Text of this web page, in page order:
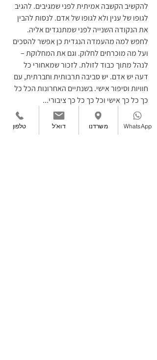
להקשיב הקשבה אמיתית לפני שמגיבים. להגיב
לגופו של ענין ולא לגופו של אדם. לנסות להבין
את הנקודה השנייה לפני שמתנגדים אליה.
לחפש למה מהעמדה הנגדית כן אפשר להסכים
ועל מה מוכרחים לחלוק. וגם את המחלוקת –
לנהל מתוך כבוד לזולת. לזכור שמאחורי כל
דעה יש אדם. יש סביבה תרבותית וחברתית, עם
חוויות וסיפור אישי. בשנתיים האחרונות הכל כל
כך כל כך אישי וכל כך כל כך ציבורי...
כשאנחנו מסרבים לשתף פעולה, כשאנחנו רואים
בצד השני אויב ולא שותף פוטנציאל, אנחנו
מחלישים את עצמנו ואת הסביבה שבה אנחנו
טלפון דוא"ל משרדנו WhatsApp